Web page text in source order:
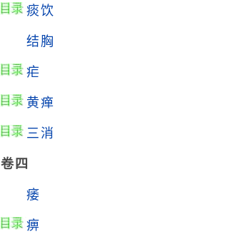
痰饮
结胸
疟
黄瘅
三消
卷四
痿
痹